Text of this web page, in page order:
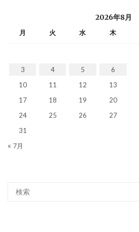
2026年8月
月 火 水 木
3
4 5 6
10
11 12 13
17
18 19 20
24
25 26 27
31
« 7月